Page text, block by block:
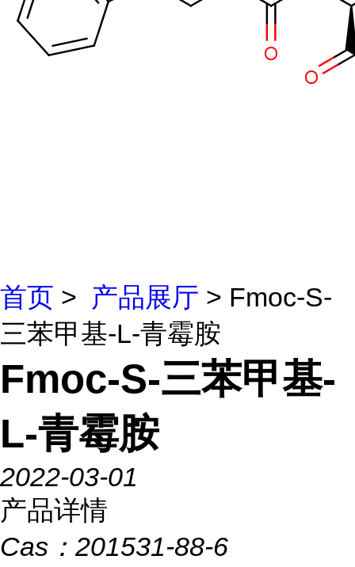
首页 > 产品展厅 > Fmoc-S-
三苯甲基-L-青霉胺
Fmoc-S-三苯甲基-
L-青霉胺
2022-03-01
产品详情
Cas： 201531-88-6